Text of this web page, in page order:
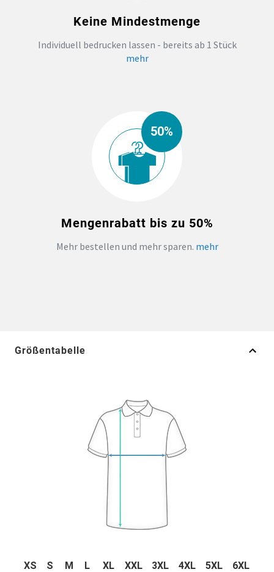
Keine Mindestmenge
Individuell bedrucken lassen - bereits ab 1 Stück
mehr
50%
Mengenrabatt bis zu 50%
Mehr bestellen und mehr sparen. mehr
Größentabelle
XS S M L XL XXL 3XL 4XL 5XL 6XL